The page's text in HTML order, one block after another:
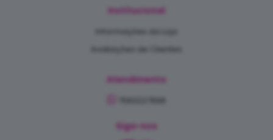
Institucional
Informações da Loja
Avaliações de Clientes
Atendimento
Siga-nos